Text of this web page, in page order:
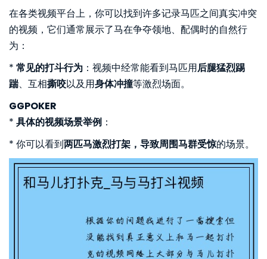
在各类视频平台上，你可以找到许多记录马匹之间真实冲突
的视频，它们通常展示了马在争夺领地、配偶时的自然行
为：
* 常见的打斗行为 ：视频中经常能看到马匹用后腿猛烈踢
踹、互相撕咬以及用身体冲撞等激烈场面。
GGPOKER
* 具体的视频场景举例 ：
* 你可以看到两匹马激烈打架，导致周围马群受惊的场景。